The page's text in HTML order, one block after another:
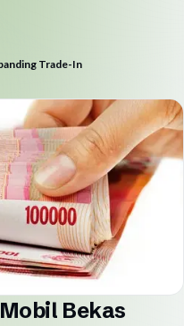
Trade-In
Bekas